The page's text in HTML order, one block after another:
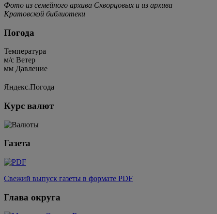
Фото из семейного архива Скворцовых и из архива
Кратовской библиотеки
Погода
Температура
м/c Ветер
мм Давление
Яндекс.Погода
Курс валют
Газета
Свежий выпуск газеты в формате PDF
Глава округа